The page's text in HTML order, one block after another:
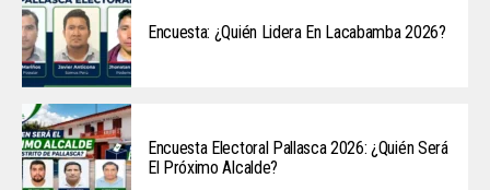
Encuesta: ¿Quién Lidera En Lacabamba 2026?
Encuesta Electoral Pallasca 2026: ¿Quién Será
El Próximo Alcalde?